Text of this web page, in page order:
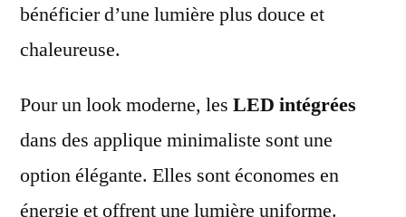
bénéficier d’une lumière plus douce et
chaleureuse.
Pour un look moderne, les LED intégrées
dans des applique minimaliste sont une
option élégante. Elles sont économes en
énergie et offrent une lumière uniforme.